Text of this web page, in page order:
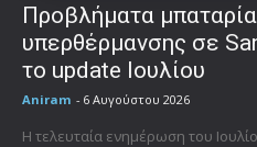
Προβλήματα
υπερθέρμανσης σε
το update Ιουλίου
Aniram - 6 Αυγούστου 2026
Η τελευταία ενημέρωση του